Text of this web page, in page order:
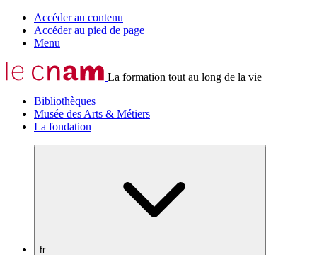
Accéder au contenu
Accéder au pied de page
Menu
La formation tout au long de la vie
Bibliothèques
Musée des Arts & Métiers
La fondation
fr